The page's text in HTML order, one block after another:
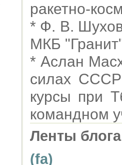
ракетно-
* Ф. В. Шухов
МКБ
* Аслан
силах СССР
курсы при
командном
Ленты
(fa)